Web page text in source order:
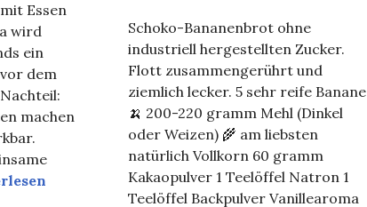
Essen
wird
ein
dem
machen
in der Partnerschaft
Schoko-Bananenbrot ohne
industriell hergestellten Zucker.
Flott zusammengerührt und
ziemlich lecker. 5 sehr reife Banane
🍌 200-220 gramm Mehl (Dinkel
oder Weizen) 🌾 am liebsten
natürlich Vollkorn 60 gramm
Kakaopulver 1 Teelöffel Natron 1
Teelöffel Backpulver Vanillearoma